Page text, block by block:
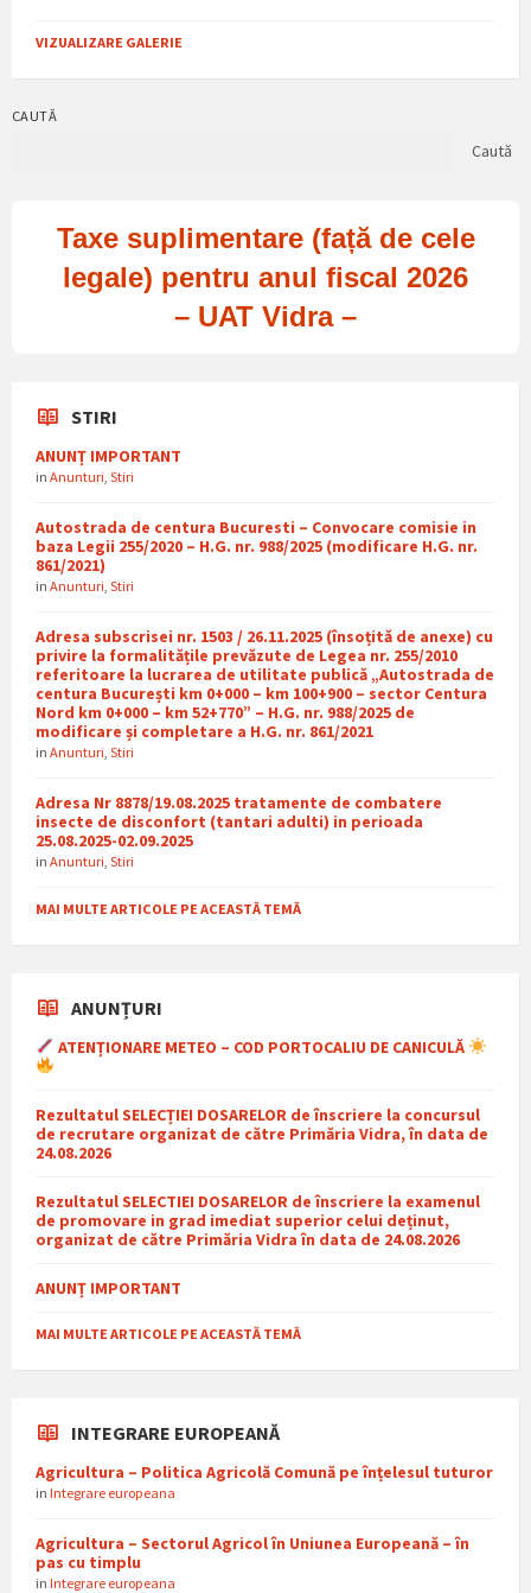
VIZUALIZARE GALERIE
CAUTĂ
Caută
Taxe suplimentare (față de cele
legale) pentru anul fiscal 2026
– UAT Vidra –
STIRI
ANUNȚ IMPORTANT
in Anunturi Stiri
Autostrada de centura Bucuresti – Convocare comisie in
baza Legii 255/2020 – H.G. nr. 988/2025 (modificare H.G. nr.
861/2021)
in Anunturi Stiri
Adresa subscrisei nr. 1503 / 26.11.2025 (însoțită de anexe) cu
privire la formalitățile prevăzute de Legea nr. 255/2010
referitoare la lucrarea de utilitate publică „Autostrada de
centura București km 0+000 – km 100+900 – sector Centura
Nord km 0+000 – km 52+770” – H.G. nr. 988/2025 de
modificare și completare a H.G. nr. 861/2021
in Anunturi Stiri
Adresa Nr 8878/19.08.2025 tratamente de combatere
insecte de disconfort (tantari adulti) in perioada
25.08.2025-02.09.2025
in Anunturi Stiri
MAI MULTE ARTICOLE PE ACEASTĂ TEMĂ
ANUNȚURI
ATENȚIONARE METEO – COD PORTOCALIU DE CANICULĂ
Rezultatul SELECȚIEI DOSARELOR de înscriere la concursul
de recrutare organizat de către Primăria Vidra, în data de
24.08.2026
Rezultatul SELECTIEI DOSARELOR de înscriere la examenul
de promovare in grad imediat superior celui deținut,
organizat de către Primăria Vidra în data de 24.08.2026
ANUNȚ IMPORTANT
MAI MULTE ARTICOLE PE ACEASTĂ TEMĂ
INTEGRARE EUROPEANĂ
Agricultura – Politica Agricolă Comună pe înțelesul tuturor
in Integrare europeana
Agricultura – Sectorul Agricol în Uniunea Europeană – în
pas cu timplu
in Integrare europeana